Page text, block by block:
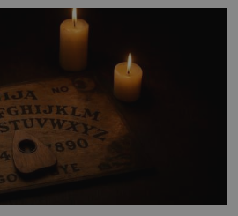
by jen tak někoho